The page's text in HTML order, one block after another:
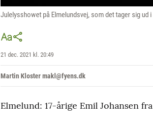
Julelysshowet på Elmelundsvej, som det tager sig
21 dec. 2021 kl. 20:49
Martin Kloster makl@fyens.dk
Elmelund: 17-årige Emil Johansen